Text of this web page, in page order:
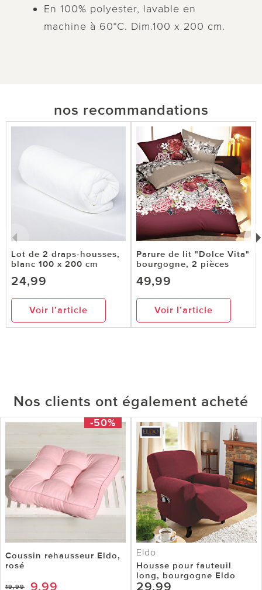
En 100% polyester, lavable en
machine à 60°C. Dim.100 x 200 cm.
nos recommandations
Lot de 2 draps-housses,
blanc 100 x 200 cm
24,99
Voir l’article
Parure de lit "Dolce Vita"
bourgogne, 2 pièces
49,99
Voir l’article
Nos clients ont également acheté
-50%
Coussin rehausseur Eldo,
rosé
19,99 9,99
Eldo
Housse pour fauteuil
long, bourgogne Eldo
29,99